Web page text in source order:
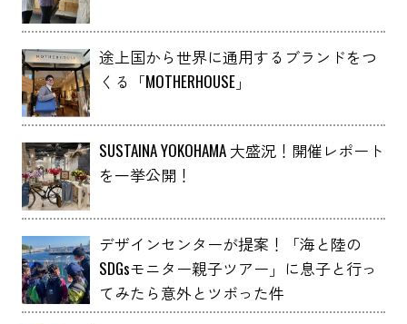
途上国から世界に通用するブランドをつ
くる「MOTHERHOUSE」
SUSTAINA YOKOHAMA 大盛況！開催レポート
を一挙公開！
デザインセンターが提案！「海と陸の
SDGsモニター親子ツアー」に息子と行っ
てみたら意外とツボった件